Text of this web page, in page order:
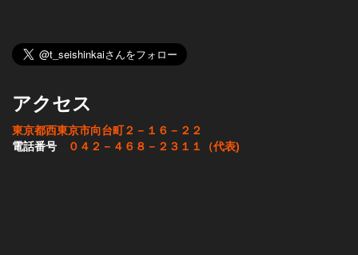
アクセス
東京都西東京市向台町２－１６－２２
電話番号
０４２－４６８－２３１１（代表)